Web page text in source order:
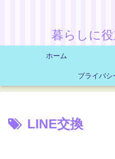
暮らしに
ホーム
プライバシ
LINE交換